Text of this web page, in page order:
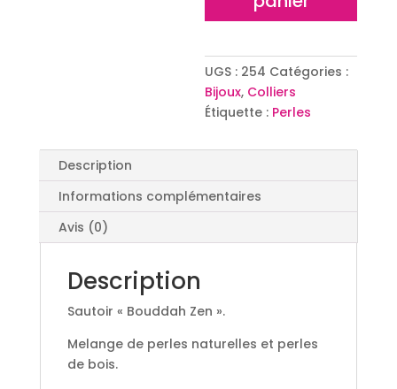
UGS : 254 Catégories :
Bijoux, Colliers
Étiquette : Perles
Description
Informations complémentaires
Avis (0)
Description
Sautoir « Bouddah Zen ».
Melange de perles naturelles et perles
de bois.